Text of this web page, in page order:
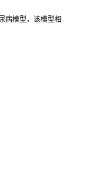
病模型，该模型相